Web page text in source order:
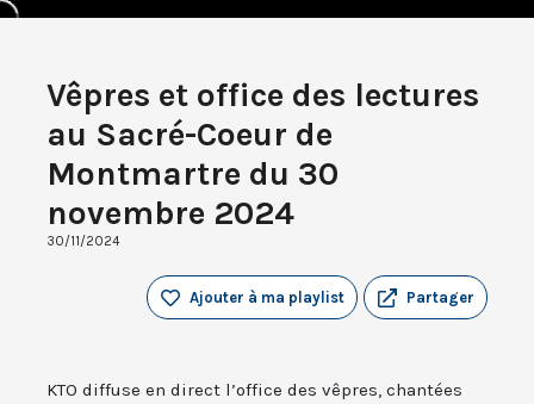
Vêpres et office des lectures
au Sacré-Coeur de
Montmartre du 30
novembre 2024
30/11/2024
Partager
Ajouter à ma playlist
KTO diffuse en direct l’office des vêpres, chantées